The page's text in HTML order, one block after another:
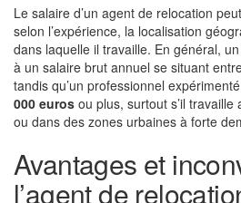
Le salaire d’un agent de relocation
selon l’expérience, la localisation
dans laquelle il travaille. En général,
à un salaire brut annuel se situant
tandis qu’un professionnel
000 euros ou plus, surtout s’il
ou dans des zones urbaines à forte
Avantages et
l’agent de